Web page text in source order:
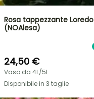
Rosa tappezzante Loredo
(NOAlesa)
24,50 €
Vaso da 4L/5L
Disponibile in 3 taglie